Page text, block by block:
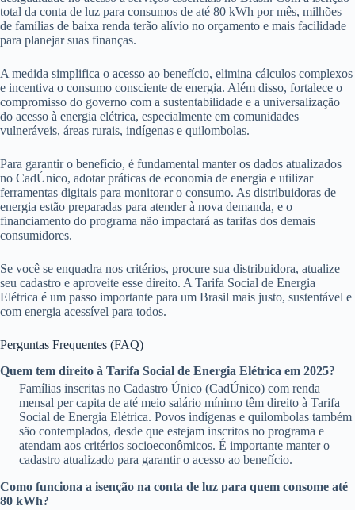
total da conta de luz para consumos de até 80 kWh por mês, milhões
de famílias de baixa renda terão alívio no orçamento e mais facilidade
para planejar suas finanças.
A medida simplifica o acesso ao benefício, elimina cálculos complexos
e incentiva o consumo consciente de energia. Além disso, fortalece o
compromisso do governo com a sustentabilidade e a universalização
do acesso à energia elétrica, especialmente em comunidades
vulneráveis, áreas rurais, indígenas e quilombolas.
Para garantir o benefício, é fundamental manter os dados atualizados
no CadÚnico, adotar práticas de economia de energia e utilizar
ferramentas digitais para monitorar o consumo. As distribuidoras de
energia estão preparadas para atender à nova demanda, e o
financiamento do programa não impactará as tarifas dos demais
consumidores.
Se você se enquadra nos critérios, procure sua distribuidora, atualize
seu cadastro e aproveite esse direito. A Tarifa Social de Energia
Elétrica é um passo importante para um Brasil mais justo, sustentável e
com energia acessível para todos.
Perguntas Frequentes (FAQ)
Quem tem direito à Tarifa Social de Energia Elétrica em 2025?
Famílias inscritas no Cadastro Único (CadÚnico) com renda
mensal per capita de até meio salário mínimo têm direito à Tarifa
Social de Energia Elétrica. Povos indígenas e quilombolas também
são contemplados, desde que estejam inscritos no programa e
atendam aos critérios socioeconômicos. É importante manter o
cadastro atualizado para garantir o acesso ao benefício.
Como funciona a isenção na conta de luz para quem consome até
80 kWh?